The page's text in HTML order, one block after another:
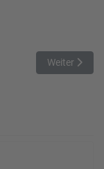
Staffelsee knapp
Nächster
Weiter